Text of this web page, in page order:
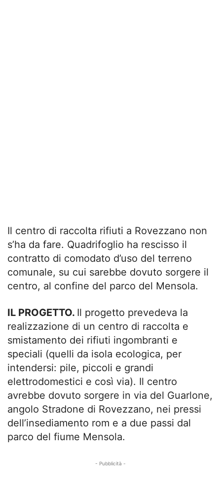
Il centro di raccolta rifiuti a Rovezzano non
s’ha da fare. Quadrifoglio ha rescisso il
contratto di comodato d’uso del terreno
comunale, su cui sarebbe dovuto sorgere il
centro, al confine del parco del Mensola.
IL PROGETTO. Il progetto prevedeva la
realizzazione di un centro di raccolta e
smistamento dei rifiuti ingombranti e
speciali (quelli da isola ecologica, per
intendersi: pile, piccoli e grandi
elettrodomestici e così via). Il centro
avrebbe dovuto sorgere in via del Guarlone,
angolo Stradone di Rovezzano, nei pressi
dell’insediamento rom e a due passi dal
parco del fiume Mensola.
- Pubblicità -